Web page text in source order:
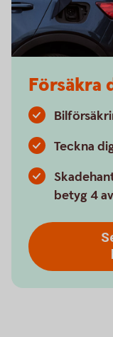
Försäkra
Teckna
betyg 4